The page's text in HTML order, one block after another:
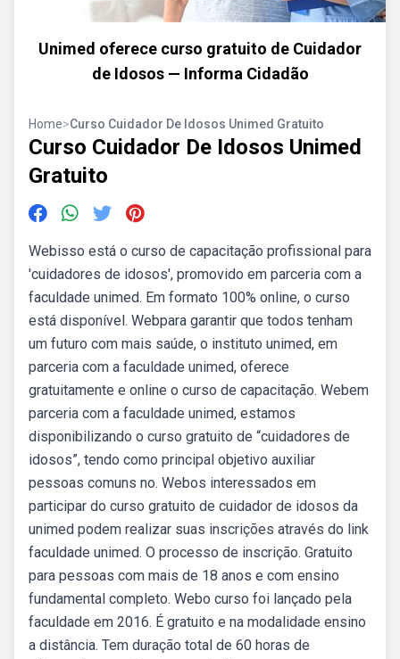
Unimed oferece curso gratuito de Cuidador
de Idosos — Informa Cidadão
Home>Curso Cuidador De Idosos Unimed Gratuito
Curso Cuidador De Idosos Unimed
Gratuito
Webisso está o curso de capacitação profissional para
'cuidadores de idosos', promovido em parceria com a
faculdade unimed. Em formato 100% online, o curso
está disponível. Webpara garantir que todos tenham
um futuro com mais saúde, o instituto unimed, em
parceria com a faculdade unimed, oferece
gratuitamente e online o curso de capacitação. Webem
parceria com a faculdade unimed, estamos
disponibilizando o curso gratuito de “cuidadores de
idosos”, tendo como principal objetivo auxiliar
pessoas comuns no. Webos interessados em
participar do curso gratuito de cuidador de idosos da
unimed podem realizar suas inscrições através do link
faculdade unimed. O processo de inscrição. Gratuito
para pessoas com mais de 18 anos e com ensino
fundamental completo. Webo curso foi lançado pela
faculdade em 2016. É gratuito e na modalidade ensino
a distância. Tem duração total de 60 horas de